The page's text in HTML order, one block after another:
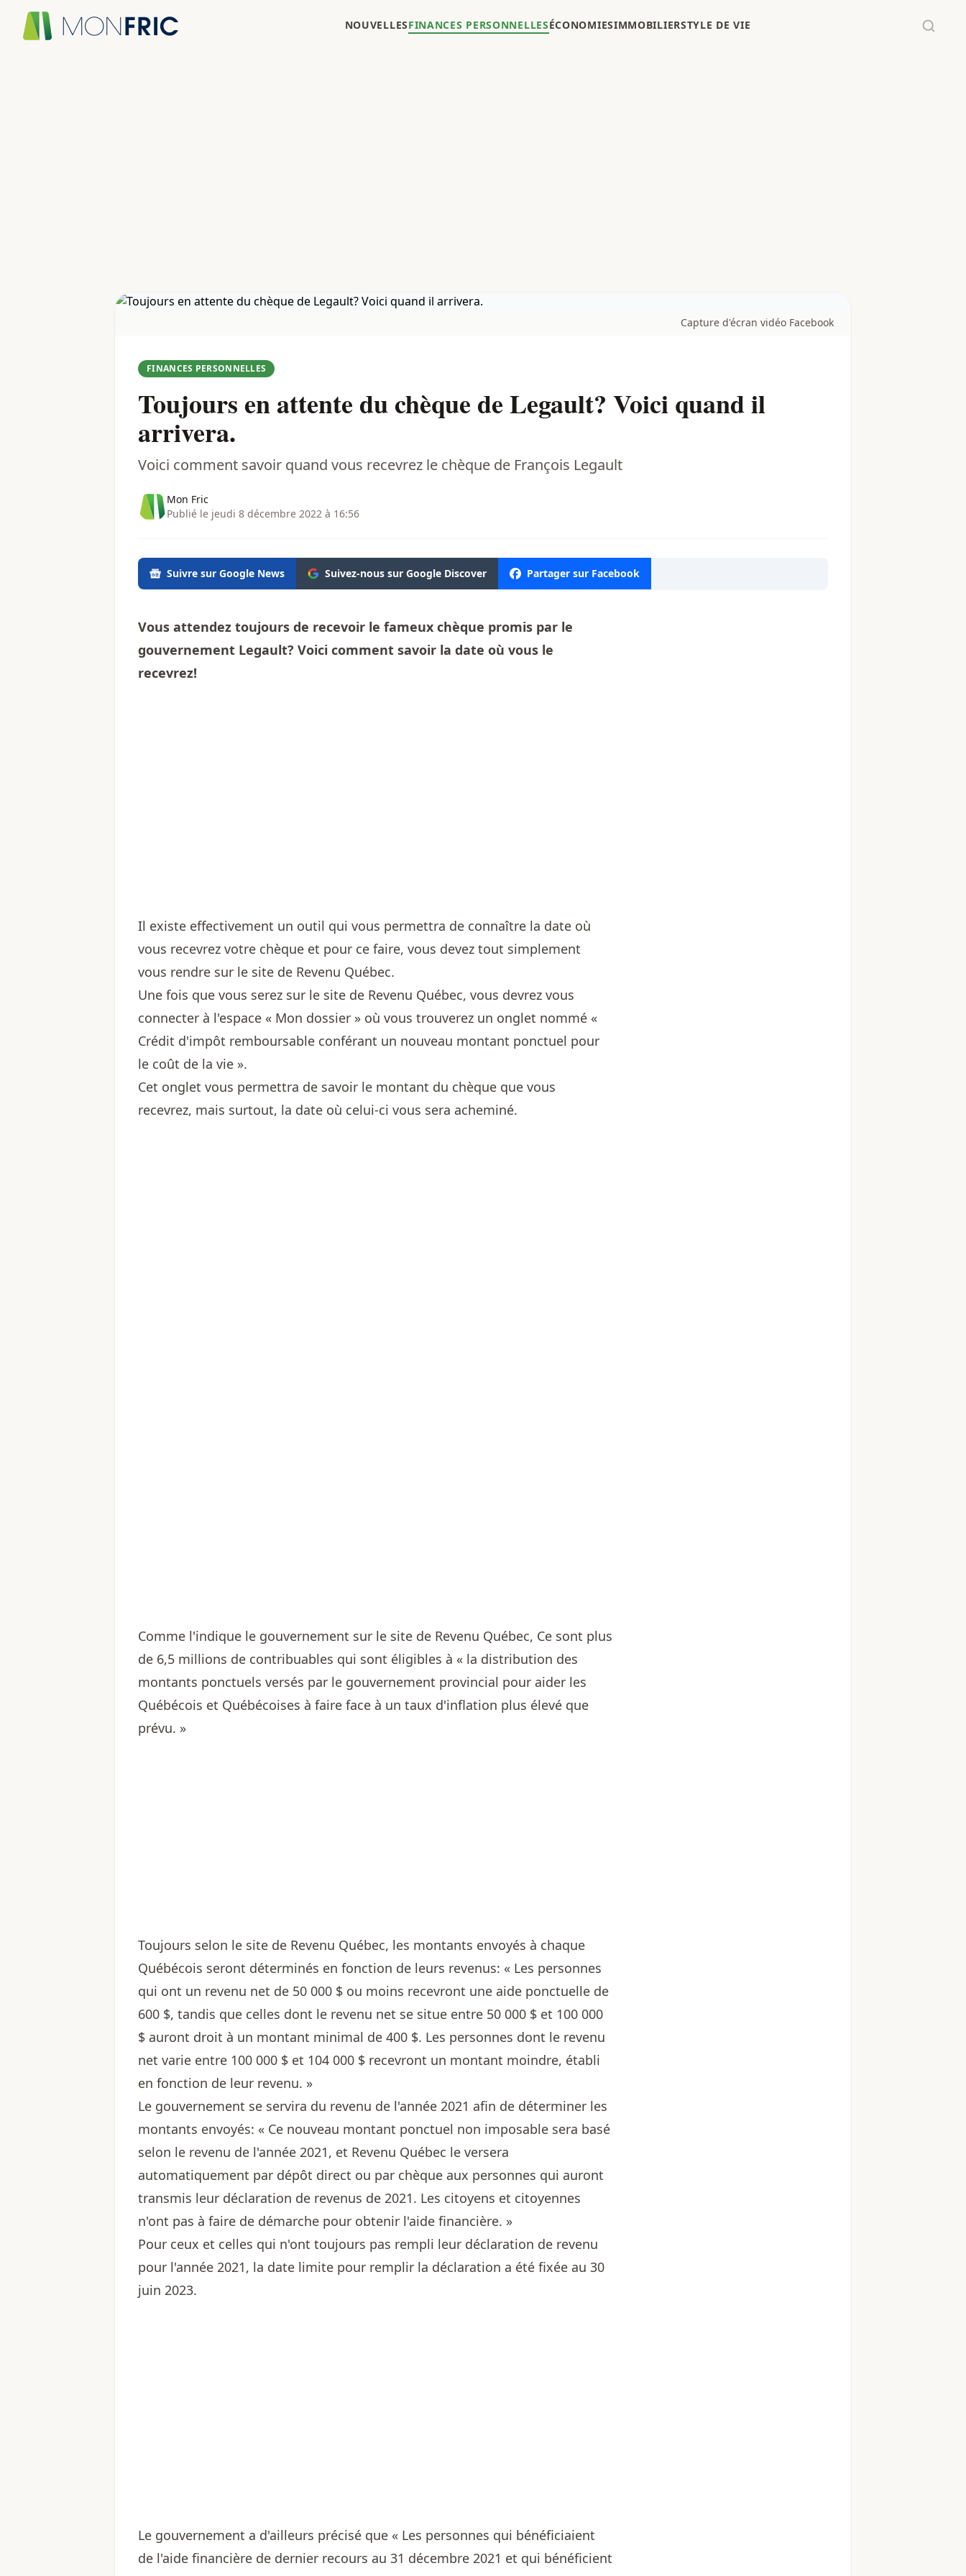
NOUVELLESFINANCES PERSONNELLESÉCONOMIESIMMOBILIERSTYLE DE VIE
Capture d'écran vidéo Facebook
FINANCES PERSONNELLES
Toujours en attente du chèque de Legault? Voici quand il
arrivera.
Voici comment savoir quand vous recevrez le chèque de François Legault
Mon Fric
Publié le jeudi 8 décembre 2022 à 16:56
Suivre sur Google News Suivez-nous sur Google Discover Partager sur Facebook
Vous attendez toujours de recevoir le fameux chèque promis par le
gouvernement Legault? Voici comment savoir la date où vous le
recevrez!
Il existe effectivement un outil qui vous permettra de connaître la date où
vous recevrez votre chèque et pour ce faire, vous devez tout simplement
vous rendre sur le site de Revenu Québec.
Une fois que vous serez sur le site de Revenu Québec, vous devrez vous
connecter à l'espace « Mon dossier » où vous trouverez un onglet nommé «
Crédit d'impôt remboursable conférant un nouveau montant ponctuel pour
le coût de la vie ».
Cet onglet vous permettra de savoir le montant du chèque que vous
recevrez, mais surtout, la date où celui-ci vous sera acheminé.
Comme l'indique le gouvernement sur le site de Revenu Québec, Ce sont plus
de 6,5 millions de contribuables qui sont éligibles à « la distribution des
montants ponctuels versés par le gouvernement provincial pour aider les
Québécois et Québécoises à faire face à un taux d'inflation plus élevé que
prévu. »
Toujours selon le site de Revenu Québec, les montants envoyés à chaque
Québécois seront déterminés en fonction de leurs revenus: « Les personnes
qui ont un revenu net de 50 000 $ ou moins recevront une aide ponctuelle de
600 $, tandis que celles dont le revenu net se situe entre 50 000 $ et 100 000
$ auront droit à un montant minimal de 400 $. Les personnes dont le revenu
net varie entre 100 000 $ et 104 000 $ recevront un montant moindre, établi
en fonction de leur revenu. »
Le gouvernement se servira du revenu de l'année 2021 afin de déterminer les
montants envoyés: « Ce nouveau montant ponctuel non imposable sera basé
selon le revenu de l'année 2021, et Revenu Québec le versera
automatiquement par dépôt direct ou par chèque aux personnes qui auront
transmis leur déclaration de revenus de 2021. Les citoyens et citoyennes
n'ont pas à faire de démarche pour obtenir l'aide financière. »
Pour ceux et celles qui n'ont toujours pas rempli leur déclaration de revenu
pour l'année 2021, la date limite pour remplir la déclaration a été fixée au 30
juin 2023.
Le gouvernement a d'ailleurs précisé que « Les personnes qui bénéficiaient
de l'aide financière de dernier recours au 31 décembre 2021 et qui bénéficient